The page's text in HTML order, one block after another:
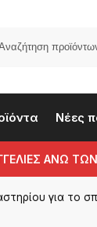
Νέες
ΑΝΩ
για το